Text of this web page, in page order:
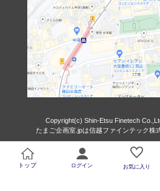
Copyright(c) Shin-Etsu Finetech
たまご企画室.jpは信越ファインテック株
トップ ログイン お気に入り